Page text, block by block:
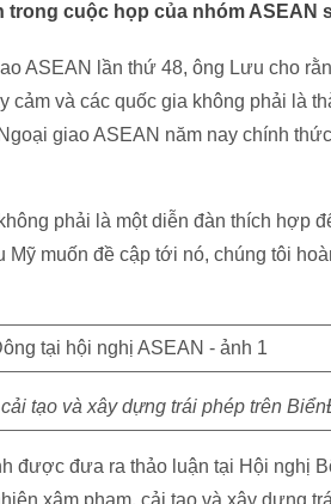
cuộc họp của nhóm ASEAN
ASEAN lần thứ 48, ông Lưu cho
và các quốc gia không phải là
giao ASEAN năm nay chính
phải là một diễn đàn thích hợp
muốn đề cập tới nó, chúng tôi
tạo và xây dựng trái phép trên
được đưa ra thảo luận tại Hội nghị
xâm phạm, cải tạo và xây dựng